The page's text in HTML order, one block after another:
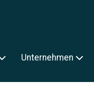
Unternehmen